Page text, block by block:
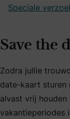
Speciale
Save the
Zodra jullie
date-kaart sturen
alvast vrij houden
vakantieperiodes